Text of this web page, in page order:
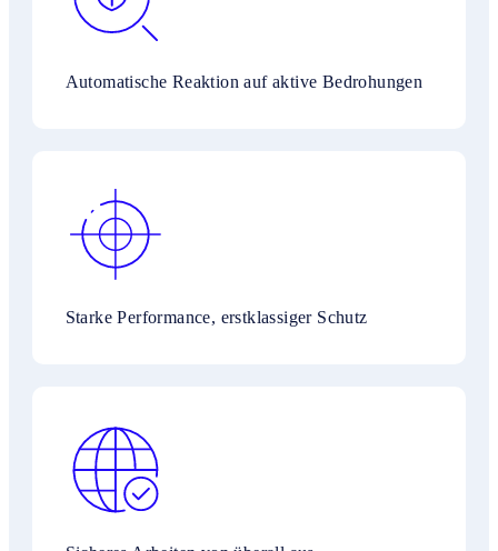
Automatische Reaktion auf aktive Bedrohungen
Starke Performance, erstklassiger Schutz